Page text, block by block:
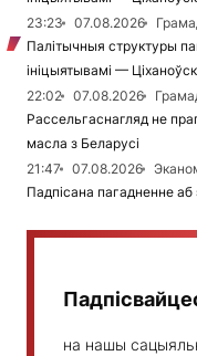
23:23
07.08.2026
Палітычныя структуры
ініцыятывамі —
22:02
07.08.2026
Рассельгаснагляд не
масла з Беларусі
21:47
07.08.2026
Падпісана пагадненне
на нашы